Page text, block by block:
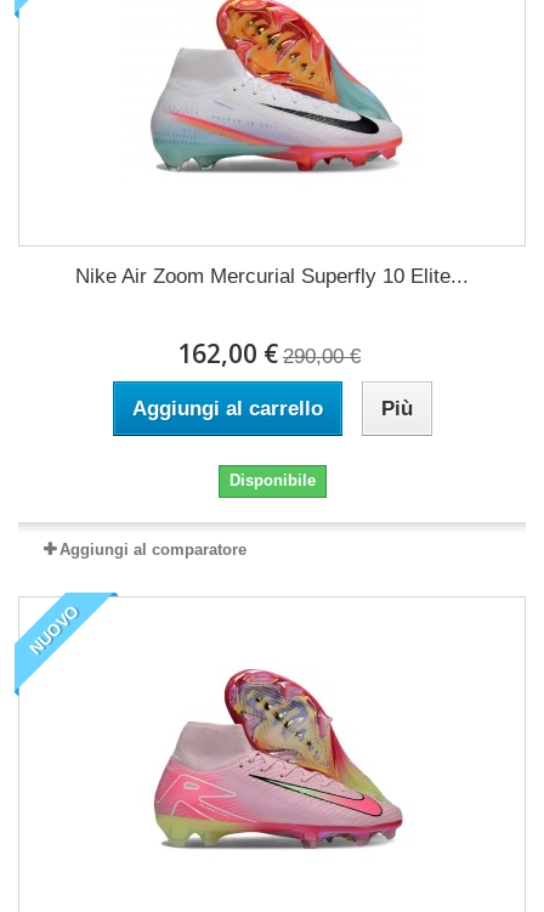
Nike Air Zoom Mercurial Superfly 10 Elite...
162,00 € 290,00 €
Aggiungi al carrello Più
Disponibile
Aggiungi al comparatore
NUOVO